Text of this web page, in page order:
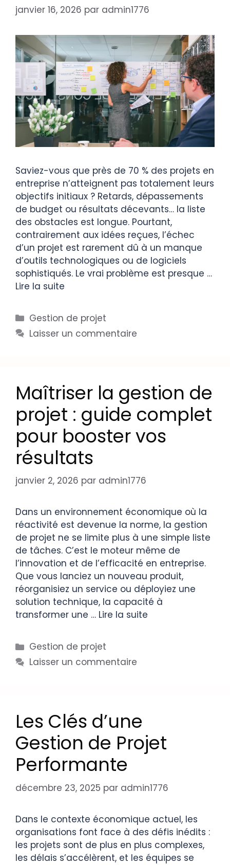
janvier 16, 2026 par admin1776
Saviez-vous que près de 70 % des projets en
entreprise n’atteignent pas totalement leurs
objectifs initiaux ? Retards, dépassements
de budget ou résultats décevants… la liste
des obstacles est longue. Pourtant,
contrairement aux idées reçues, l’échec
d’un projet est rarement dû à un manque
d’outils technologiques ou de logiciels
sophistiqués. Le vrai problème est presque …
Lire la suite
Gestion de projet
Laisser un commentaire
Maîtriser la gestion de
projet : guide complet
pour booster vos
résultats
janvier 2, 2026 par admin1776
Dans un environnement économique où la
réactivité est devenue la norme, la gestion
de projet ne se limite plus à une simple liste
de tâches. C’est le moteur même de
l’innovation et de l’efficacité en entreprise.
Que vous lanciez un nouveau produit,
réorganisiez un service ou déployiez une
solution technique, la capacité à
transformer une … Lire la suite
Gestion de projet
Laisser un commentaire
Les Clés d’une
Gestion de Projet
Performante
décembre 23, 2025 par admin1776
Dans le contexte économique actuel, les
organisations font face à des défis inédits :
les projets sont de plus en plus complexes,
les délais s’accélèrent, et les équipes se